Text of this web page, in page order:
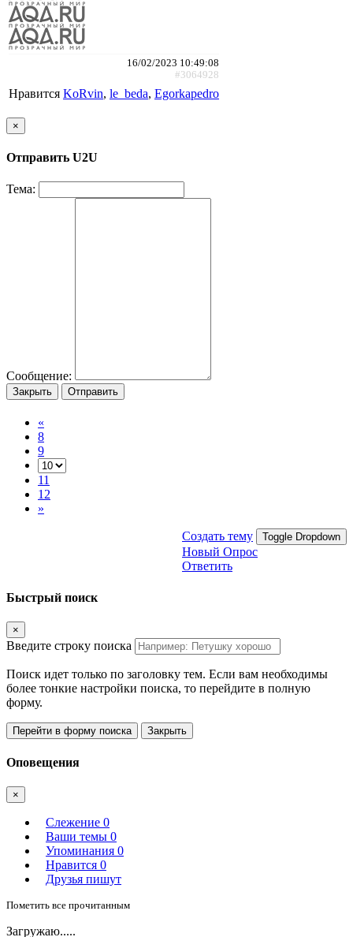
16/02/2023 10:49:08
#3064928
Нравится KoRvin, le_beda, Egorkapedro
×
Отправить U2U
Тема:
Сообщение:
Закрыть Отправить
«
8
9
11
12
»
Создать тему Toggle Dropdown
Новый Опрос
Ответить
Быстрый поиск
×
Введите строку поиска
Поиск идет только по заголовку тем. Если вам необходимы
более тонкие настройки поиска, то перейдите в полную
форму.
Перейти в форму поиска Закрыть
Оповещения
×
Слежение 0
Ваши темы 0
Упоминания 0
Нравится 0
Друзья пишут
Пометить все прочитанным
Загружаю.....